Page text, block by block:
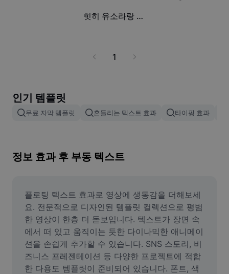
이미지 병합
이미지 비율 조정
밈 생성기
AI Text Remover
AI People Remover
AI Inpainting
3 힛히 유소라랑 오백일!!
1
인기 템플릿
무료 자막 템플릿 흔들리는 텍스트 효과 타이핑 효과
정보 효과 후 부동 텍스트
플로팅 텍스트 효과로 영상에 생동감을 더해보세
요. 전문적으로 디자인된 템플릿 컬렉션으로 평범
한 영상이 한층 더 돋보입니다. 텍스트가 장면 속
에서 떠 있고 움직이는 듯한 다이나믹한 애니메이
션을 손쉽게 추가할 수 있습니다. SNS 스토리, 비
즈니스 프레젠테이션 등 다양한 프로젝트에 적합
한 다용도 템플릿이 준비되어 있습니다. 폰트, 색